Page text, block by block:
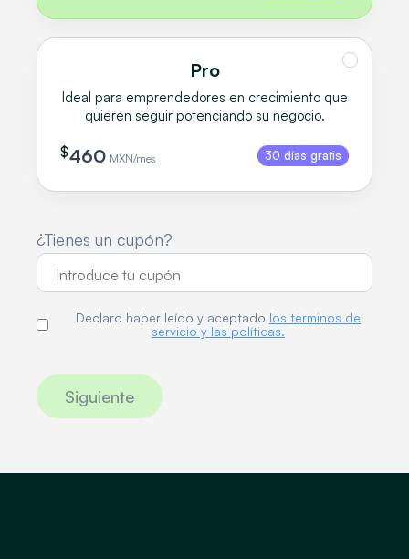
Pro
Ideal para emprendedores en crecimiento que
quieren seguir potenciando su negocio.
$460 MXN/mes 30 días gratis
¿Tienes un cupón?
Declaro haber leído y aceptado los términos de
servicio y las políticas.
Siguiente